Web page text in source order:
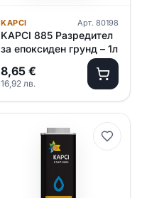
KAPCI Арт. 80198
KAPCI 885 Разредител
за епоксиден грунд – 1л
8,65 €
16,92 лв.